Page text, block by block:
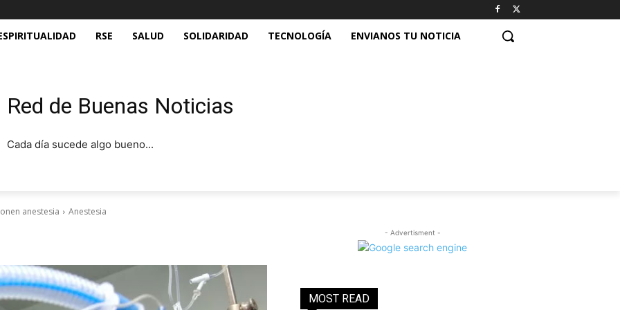
RSE SALUD SOLIDARIDAD TECNOLOGÍA ENVIANOS TU NOTICIA
Red de Buenas Noticias
Cada día sucede algo bueno...
anestesia Anestesia
- Advertisment -
MOST READ